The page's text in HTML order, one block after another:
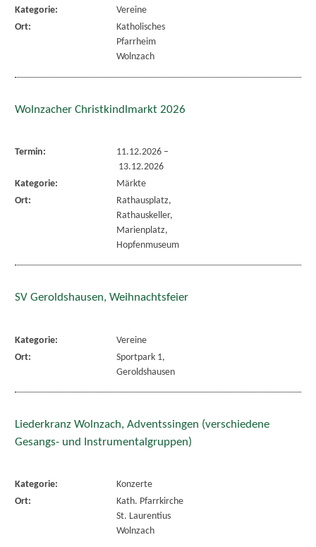
Kategorie:
Vereine
Ort:
Katholisches
Pfarrheim
Wolnzach
Wolnzacher Christkindlmarkt 2026
Termin: 11.12.2026–
13.12.2026
Kategorie:
Märkte
Ort:
Rathausplatz,
Rathauskeller,
Marienplatz,
Hopfenmuseum
SV Geroldshausen, Weihnachtsfeier
Kategorie:
Vereine
Ort:
Sportpark 1,
Geroldshausen
Liederkranz Wolnzach, Adventssingen (verschiedene
Gesangs- und Instrumentalgruppen)
Kategorie:
Konzerte
Ort:
Kath. Pfarrkirche
St. Laurentius
Wolnzach